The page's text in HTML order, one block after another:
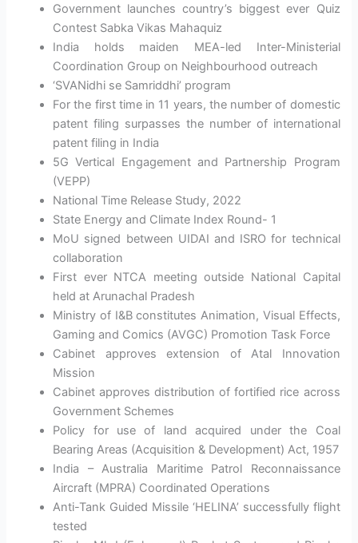
Government launches country’s biggest ever Quiz
Contest Sabka Vikas Mahaquiz
India holds maiden MEA-led Inter-Ministerial
Coordination Group on Neighbourhood outreach
‘SVANidhi se Samriddhi’ program
For the first time in 11 years, the number of domestic
patent filing surpasses the number of international
patent filing in India
5G Vertical Engagement and Partnership Program
(VEPP)
National Time Release Study, 2022
State Energy and Climate Index Round- 1
MoU signed between UIDAI and ISRO for technical
collaboration
First ever NTCA meeting outside National Capital
held at Arunachal Pradesh
Ministry of I&B constitutes Animation, Visual Effects,
Gaming and Comics (AVGC) Promotion Task Force
Cabinet approves extension of Atal Innovation
Mission
Cabinet approves distribution of fortified rice across
Government Schemes
Policy for use of land acquired under the Coal
Bearing Areas (Acquisition & Development) Act, 1957
India – Australia Maritime Patrol Reconnaissance
Aircraft (MPRA) Coordinated Operations
Anti-Tank Guided Missile ‘HELINA’ successfully flight
tested